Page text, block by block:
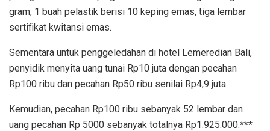
gram, 1 buah pelastik berisi 10 keping emas, tiga lembar
sertifikat kwitansi emas.
Sementara untuk penggeledahan di hotel Lemeredian Bali,
penyidik menyita uang tunai Rp10 juta dengan pecahan
Rp100 ribu dan pecahan Rp50 ribu senilai Rp4,9 juta.
Kemudian, pecahan Rp100 ribu sebanyak 52 lembar dan
uang pecahan Rp 5000 sebanyak totalnya Rp1.925.000.***